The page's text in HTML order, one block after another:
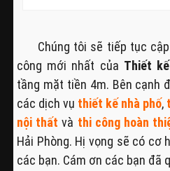
Chúng tôi sẽ tiếp tục
công mới nhất của Thiết
tầng mặt tiền 4m. Bên cạnh
các dịch vụ thiết kế nhà phố,
nội thất và thi công hoàn
Hải Phòng. Hị vọng sẽ có cơ
các bạn. Cám ơn các bạn đã